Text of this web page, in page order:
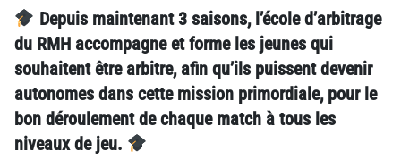
Depuis maintenant 3 saisons, l’école d’arbitrage
du RMH accompagne et forme les jeunes qui
souhaitent être arbitre, afin qu’ils puissent devenir
autonomes dans cette mission primordiale, pour le
bon déroulement de chaque match à tous les
niveaux de jeu.